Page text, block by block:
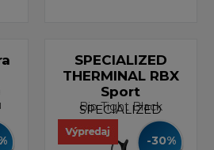
SPECIALIZED
THERMINAL RBX
Sport
Bip Tight Black
SPECIALIZED
-30%